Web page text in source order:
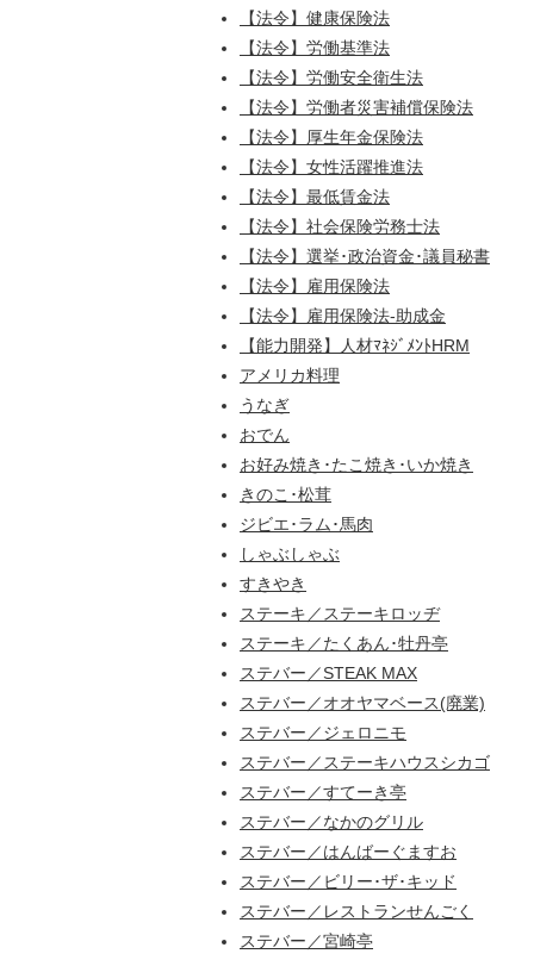
【法令】健康保険法
【法令】労働基準法
【法令】労働安全衛生法
【法令】労働者災害補償保険法
【法令】厚生年金保険法
【法令】女性活躍推進法
【法令】最低賃金法
【法令】社会保険労務士法
【法令】選挙･政治資金･議員秘書
【法令】雇用保険法
【法令】雇用保険法-助成金
【能力開発】人材ﾏﾈｼﾞﾒﾝﾄHRM
アメリカ料理
うなぎ
おでん
お好み焼き･たこ焼き･いか焼き
きのこ･松茸
ジビエ･ラム･馬肉
しゃぶしゃぶ
すきやき
ステーキ／ステーキロッヂ
ステーキ／たくあん･牡丹亭
ステバー／STEAK MAX
ステバー／オオヤマベース(廃業)
ステバー／ジェロニモ
ステバー／ステーキハウスシカゴ
ステバー／すてーき亭
ステバー／なかのグリル
ステバー／はんばーぐますお
ステバー／ビリー･ザ･キッド
ステバー／レストランせんごく
ステバー／宮崎亭